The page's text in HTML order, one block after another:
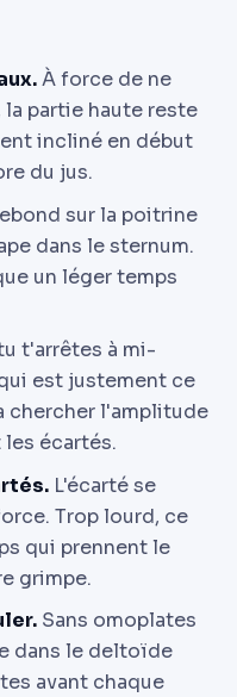
À force de ne
partie haute reste
incliné en début
du jus.
sur la poitrine
dans le sternum.
un léger temps
t'arrêtes à mi-
est justement ce
chercher l'amplitude
écartés.
L'écarté se
Trop lourd, ce
qui prennent le
grimpe.
Sans omoplates
dans le deltoïde
avant chaque